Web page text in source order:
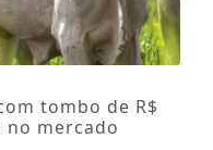
tombo de R$
no mercado